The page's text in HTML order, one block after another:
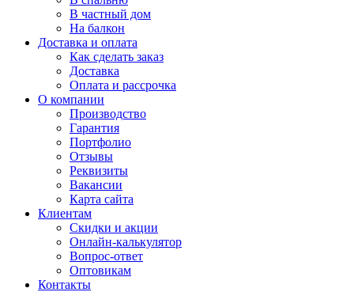
В частный дом
На балкон
Доставка и оплата
Как сделать заказ
Доставка
Оплата и рассрочка
О компании
Производство
Гарантия
Портфолио
Отзывы
Реквизиты
Вакансии
Карта сайта
Клиентам
Скидки и акции
Онлайн-калькулятор
Вопрос-ответ
Оптовикам
Контакты